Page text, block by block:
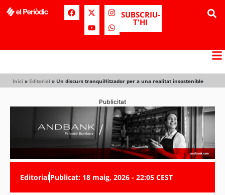
SUBSCRIU-
T'HI
Inici » Editorial » Un discurs tranquil·litzador per a una realitat insostenible
Publicitat
EditorialPublicat: 18 maig, 2026 - 22:05 CEST